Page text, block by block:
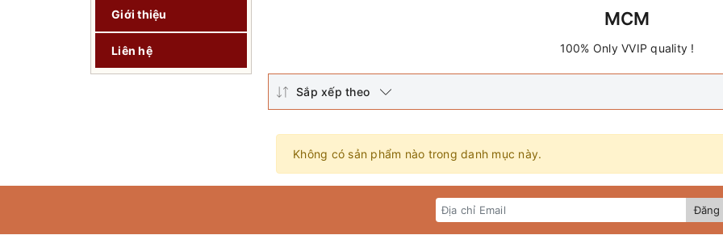
Giới thiệu
Liên hệ
MCM
100% Only VVIP quality !
Sắp xếp theo
Không có sản phẩm nào trong danh mục này.
Đăng